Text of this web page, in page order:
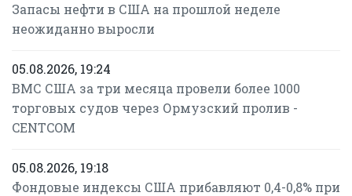
Запасы нефти в США на прошлой неделе
неожиданно выросли
05.08.2026, 19:24
ВМС США за три месяца провели более 1000
торговых судов через Ормузский пролив -
CENTCOM
05.08.2026, 19:18
Фондовые индексы США прибавляют 0,4-0,8% при